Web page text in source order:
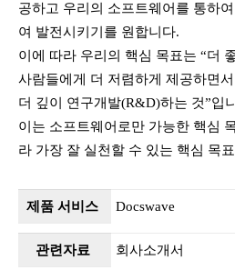
공하고 우리의 소프트웨어를 통하
여 발전시키기를 원합니다.
이에 따라 우리의 핵심 목표는 “더
사람들에게 더 저렴하게 제공하면
더 깊이 연구개발(R&D)하는 것”입
이는 소프트웨어로만 가능한 핵심
라 가장 잘 실천할 수 있는 핵심 목
제품 서비스 Docswave
관련자료 회사소개서